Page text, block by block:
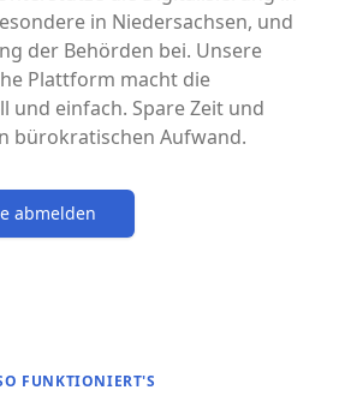
in Niedersachsen, und
der Behörden bei. Unsere
Plattform macht die
und einfach. Spare Zeit und
bürokratischen Aufwand.
abmelden
FUNKTIONIERT'S